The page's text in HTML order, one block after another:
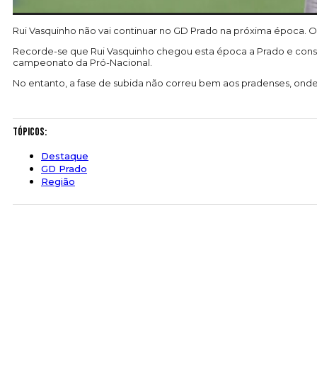
Rui Vasquinho não vai continuar no GD Prado na próxima
Recorde-se que Rui Vasquinho chegou esta época a Prado e
campeonato da Pró-Nacional.
No entanto, a fase de subida não correu bem aos pradenses,
Tópicos:
Destaque
GD Prado
Região